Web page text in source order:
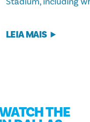
LEIA MAIS
THE